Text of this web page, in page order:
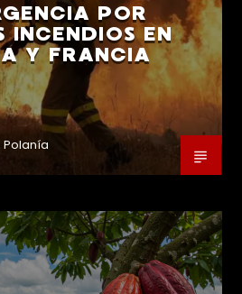
POR
INCENDIOS EN
Y FRANCIA
Polanía